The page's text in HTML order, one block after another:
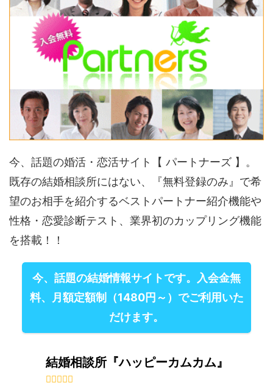
今、話題の婚活・恋活サイト【 パートナーズ 】。
既存の結婚相談所にはない、『無料登録のみ』で希
望のお相手を紹介するベストパートナー紹介機能や
性格・恋愛診断テスト、業界初のカップリング機能
を搭載！！
今、話題の結婚情報サイトです。入会金無
料、月額定額制（1480円～）でご利用いた
だけます。
結婚相談所『ハッピーカムカム』